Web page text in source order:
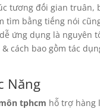
tương đối gian
tìm bằng tiếng nói
ứng dụng là nguyên
cách bao gồm tác
Năng
tphcm hỗ trợ hàng